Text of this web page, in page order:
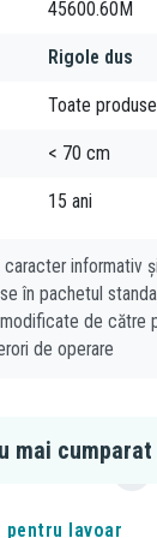
45600.60M
Rigole dus
Toate
< 70 cm
15 ani
caracter informativ
în pachetul
de către
de operare
mai cumparat
pentru lavoar